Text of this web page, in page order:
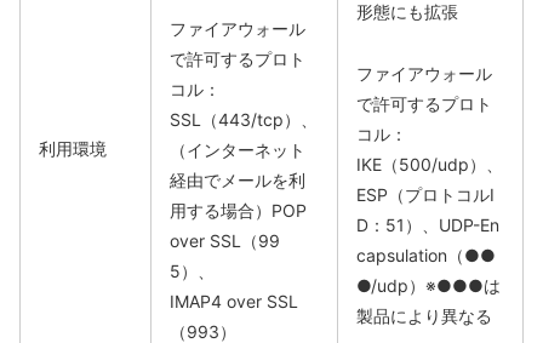
利用環境
ファイアウォール
で許可するプロト
コル：
SSL（443/tcp）、
（インターネット
経由でメールを利
用する場合）POP
over SSL（99
5）、
IMAP4 over SSL
（993）
形態にも拡張
ファイアウォール
で許可するプロト
コル：
IKE（500/udp）、
ESP（プロトコルI
D：51）、UDP-En
capsulation（●●
●/udp）※●●●は
製品により異なる